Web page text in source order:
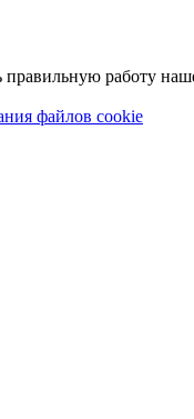
работу
файлов cookie